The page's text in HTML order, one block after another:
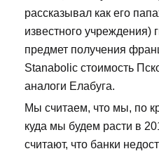
рассказывал как его
известного учреждения)
предмет получения
Stanabolic стоимость
аналоги Елабуга.
Мы считаем, что мы, по
куда мы будем расти в
считают, что банки